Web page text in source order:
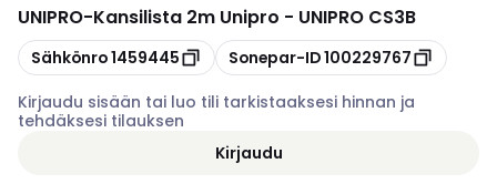
UNIPRO-Kansilista 2m Unipro - UNIPRO CS3B
Kopioi
Sähkönro1459445 Kopioi
Sonepar-ID100229767
Kirjaudu sisään tai luo tili tarkistaaksesi hinnan ja
tehdäksesi tilauksen
Kirjaudu